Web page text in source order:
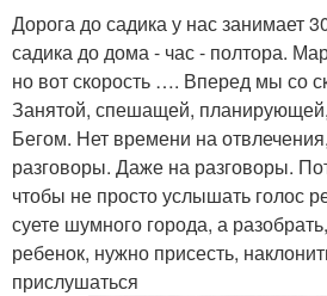
Дорога до садика у нас занимает
садика до дома - час - полтора.
но вот скорость …. Вперед мы со
Занятой, спешащей,
Бегом. Нет времени на
разговоры. Даже на разговоры.
чтобы не просто услышать голос
суете шумного города, а
ребенок, нужно присесть,
прислушаться